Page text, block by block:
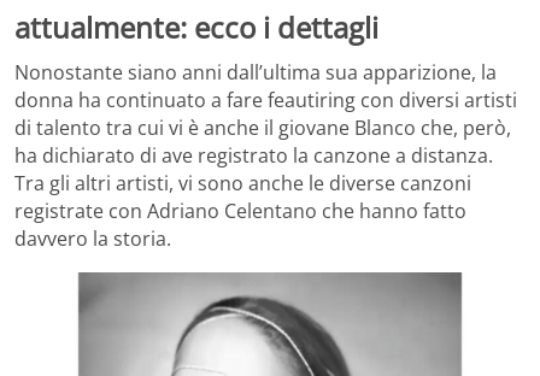
attualmente: ecco i dettagli
Nonostante siano anni dall’ultima sua apparizione, la
donna ha continuato a fare feautiring con diversi artisti
di talento tra cui vi è anche il giovane Blanco che, però,
ha dichiarato di ave registrato la canzone a distanza.
Tra gli altri artisti, vi sono anche le diverse canzoni
registrate con Adriano Celentano che hanno fatto
davvero la storia.